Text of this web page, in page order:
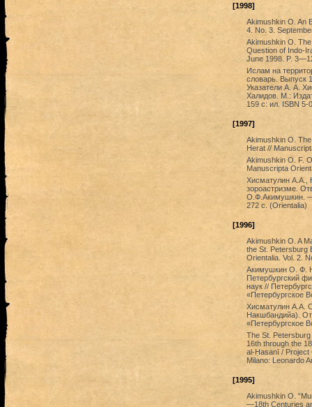
[1998]
Akimushkin O. An
4. No. 3.
Akimushkin O.
Question of Indo-
June 1998. P.
Ислам на
словарь. Выпуск
Указатели А. А.
Халидов. М.:
159 с: ил. ISBN 5-
[1997]
Akimushkin O.
Herat //
Akimushkin O. F.
Manuscripta
Хисматулин А.А.,
зороастризме.
О.Ф.Акимушкин. —
272 с. (Orientalia)
[1996]
Akimushkin O. A
the St. Petersburg
Orientalia. Vol. 2.
Акимушкин О. Ф.
Петербургский
наук //
«Петербургское
Хисматулин А.А.
Накшбандийа).
«Петербургское
The St. Petersburg
16th through the
al-Ḥasanī / Project
Milano: Leonardo
[1995]
Akimushkin O.
—18th Centuries